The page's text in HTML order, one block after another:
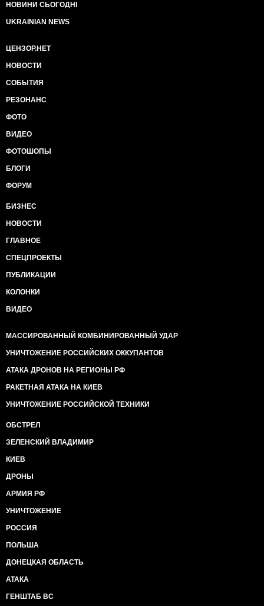
НОВИНИ СЬОГОДНІ
UKRAINIAN NEWS
ЦЕНЗОР.НЕТ
НОВОСТИ
СОБЫТИЯ
РЕЗОНАНС
ФОТО
ВИДЕО
ФОТОШОПЫ
БЛОГИ
ФОРУМ
БИЗНЕС
НОВОСТИ
ГЛАВНОЕ
СПЕЦПРОЕКТЫ
ПУБЛИКАЦИИ
КОЛОНКИ
ВИДЕО
МАССИРОВАННЫЙ КОМБИНИРОВАННЫЙ УДАР
УНИЧТОЖЕНИЕ РОССИЙСКИХ ОККУПАНТОВ
АТАКА ДРОНОВ НА РЕГИОНЫ РФ
РАКЕТНАЯ АТАКА НА КИЕВ
УНИЧТОЖЕНИЕ РОССИЙСКОЙ ТЕХНИКИ
ОБСТРЕЛ
ЗЕЛЕНСКИЙ ВЛАДИМИР
КИЕВ
ДРОНЫ
АРМИЯ РФ
УНИЧТОЖЕНИЕ
РОССИЯ
ПОЛЬША
ДОНЕЦКАЯ ОБЛАСТЬ
АТАКА
ГЕНШТАБ ВС